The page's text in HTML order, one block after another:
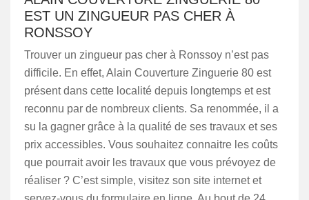
EST UN ZINGUEUR PAS CHER À
RONSSOY
Trouver un zingueur pas cher à Ronssoy n’est pas
difficile. En effet, Alain Couverture Zinguerie 80 est
présent dans cette localité depuis longtemps et est
reconnu par de nombreux clients. Sa renommée, il a
su la gagner grâce à la qualité de ses travaux et ses
prix accessibles. Vous souhaitez connaitre les coûts
que pourrait avoir les travaux que vous prévoyez de
réaliser ? C’est simple, visitez son site internet et